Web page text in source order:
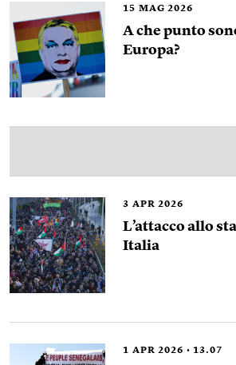
15 MAG 2026
A che punto
Europa?
3 APR 2026
L’attacco allo
Italia
1 APR 2026 13.07